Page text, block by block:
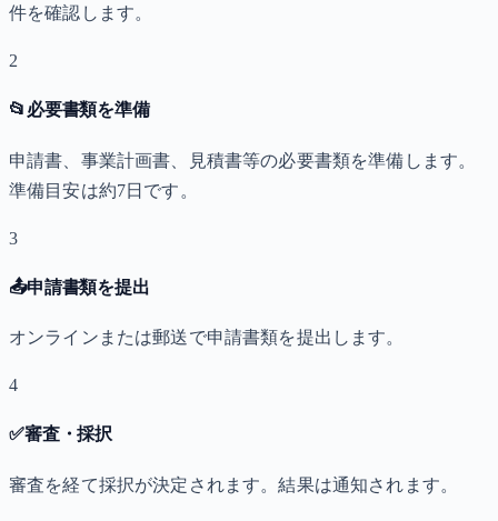
件を確認します。
2
📂 必要書類を準備
申請書、事業計画書、見積書等の必要書類を準備します。
準備目安は約7日です。
3
📤申請書類を提出
オンラインまたは郵送で申請書類を提出します。
4
✅審査・採択
審査を経て採択が決定されます。結果は通知されます。